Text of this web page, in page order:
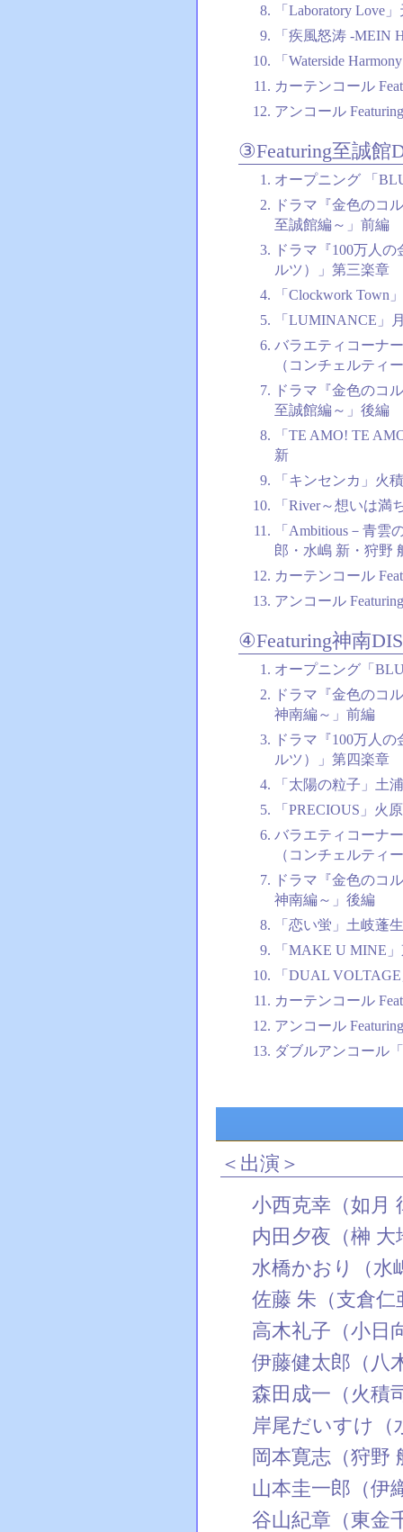
「Laboratory Love
「疾風怒涛 -MEIN
「Waterside
カーテンコール
アンコール
③Featuring至誠館
オープニング 「
ドラマ『金色のコ
至誠館編～」前編
ドラマ『100万人
ルツ）」第三楽章
「Clockwork Town
「LUMINANCE」
バラエティコーナ
（コンチェルティ
ドラマ『金色のコ
至誠館編～」後編
「TE AMO! TE
新
「キンセンカ」火
「River～想いは満
「Ambitious－青
郎・水嶋 新・狩野
カーテンコール
アンコール
④Featuring神南
オープニング「
ドラマ『金色のコ
神南編～」前編
ドラマ『100万人
ルツ）」第四楽章
「太陽の粒子」土
「PRECIOUS」火
バラエティコーナ
（コンチェルティ
ドラマ『金色のコ
神南編～」後編
「恋い蛍」土岐蓬生
「MAKE U MINE
「DUAL
カーテンコール
アンコール
ダブルアンコール
＜出演＞
小西克幸（如月
内田夕夜（榊
水橋かおり（水
佐藤 朱（支倉仁
高木礼子（小日
伊藤健太郎（八
森田成一（火積
岸尾だいすけ（
岡本寛志（狩野
山本圭一郎（伊
谷山紀章（東金